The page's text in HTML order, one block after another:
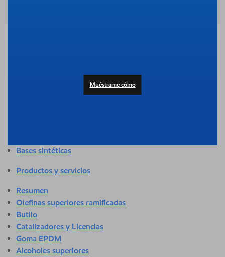
Productos al consumidor
Atención médica y sanitaria
Bases sintéticas
Productos y servicios
Resumen
Olefinas superiores ramificadas
Butilo
Catalizadores y Licencias
Goma EPDM
Alcoholes superiores
Muéstrame cómo